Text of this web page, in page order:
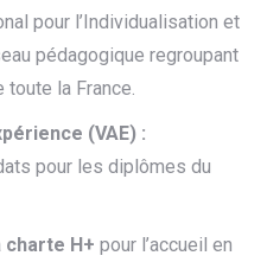
pour l’Individualisation et
pédagogique regroupant
toute la France.
(VAE) :
pour les diplômes du
charte H+ pour l’accueil en